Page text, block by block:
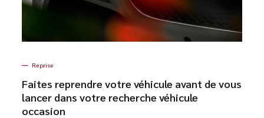
Reprise
Faites reprendre votre véhicule avant de vous
lancer dans votre recherche véhicule
occasion